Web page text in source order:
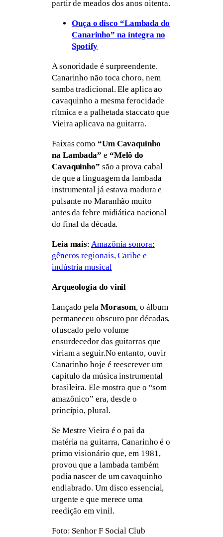
partir de meados dos anos oitenta.
Ouça o disco “Lambada do
Canarinho” na íntegra no
Spotify
A sonoridade é surpreendente.
Canarinho não toca choro, nem
samba tradicional. Ele aplica ao
cavaquinho a mesma ferocidade
rítmica e a palhetada staccato que
Vieira aplicava na guitarra.
Faixas como “Um Cavaquinho
na Lambada” e “Melô do
Cavaquinho” são a prova cabal
de que a linguagem da lambada
instrumental já estava madura e
pulsante no Maranhão muito
antes da febre midiática nacional
do final da década.
Leia mais:Amazônia sonora:
gêneros regionais, Caribe e
indústria musical
Arqueologia do vinil
Lançado pela Morasom, o álbum
permaneceu obscuro por décadas,
ofuscado pelo volume
ensurdecedor das guitarras que
viriam a seguir.No entanto, ouvir
Canarinho hoje é reescrever um
capítulo da música instrumental
brasileira. Ele mostra que o “som
amazônico” era, desde o
princípio, plural.
Se Mestre Vieira é o pai da
matéria na guitarra, Canarinho é o
primo visionário que, em 1981,
provou que a lambada também
podia nascer de um cavaquinho
endiabrado. Um disco essencial,
urgente e que merece uma
reedição em vinil.
Foto: Senhor F Social Club